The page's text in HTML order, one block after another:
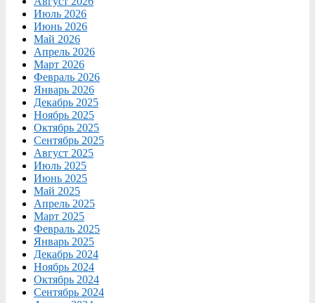
Июль 2026
Июнь 2026
Май 2026
Апрель 2026
Март 2026
Февраль 2026
Январь 2026
Декабрь 2025
Ноябрь 2025
Октябрь 2025
Сентябрь 2025
Август 2025
Июль 2025
Июнь 2025
Май 2025
Апрель 2025
Март 2025
Февраль 2025
Январь 2025
Декабрь 2024
Ноябрь 2024
Октябрь 2024
Сентябрь 2024